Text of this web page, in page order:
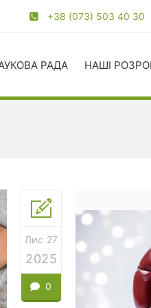
+38 (073) 503 40 30
РАДА НАШІ
Лис 27
2025
0